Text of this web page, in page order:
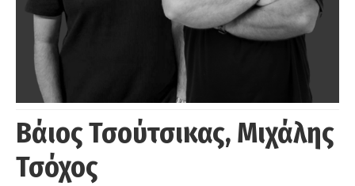
Βάιος Τσούτσικας, Μιχάλης
Τσόχος